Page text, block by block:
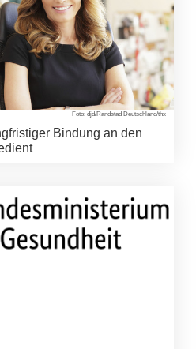
Foto: djd/Randstad Deutschland/thx
Bindung an den